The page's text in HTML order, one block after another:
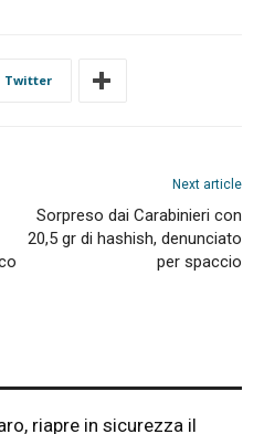
Twitter
Next article
Sorpreso dai Carabinieri con
20,5 gr di hashish, denunciato
per spaccio
riapre in sicurezza il